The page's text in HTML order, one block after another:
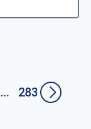
... 283